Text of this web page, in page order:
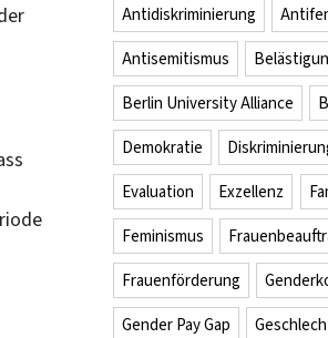
Antidiskriminierung
Antisemitismus
Berlin University Alliance
Demokratie
Evaluation Exzellenz
Feminismus
Frauenförderung
Gender Pay Gap